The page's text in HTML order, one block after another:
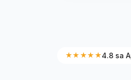
★★★★★4.8 sa